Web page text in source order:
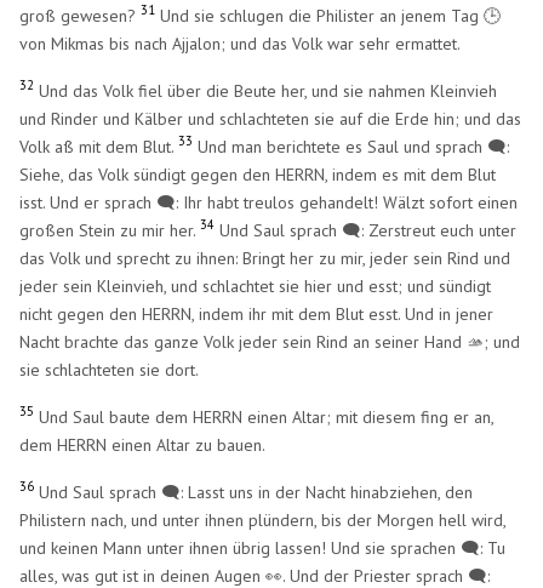
groß gewesen?31 Und sie schlugen die Philister an jenem Tag 🕒
von Mikmas bis nach Ajjalon; und das Volk war sehr ermattet.
32 Und das Volk fiel über die Beute her, und sie nahmen Kleinvieh
und Rinder und Kälber und schlachteten sie auf die Erde hin; und das
Volk aß mit dem Blut.33 Und man berichtete es Saul und sprach 🗨️:
Siehe, das Volk sündigt gegen den HERRN, indem es mit dem Blut
isst. Und er sprach 🗨️: Ihr habt treulos gehandelt! Wälzt sofort einen
großen Stein zu mir her.34 Und Saul sprach 🗨️: Zerstreut euch unter
das Volk und sprecht zu ihnen: Bringt her zu mir, jeder sein Rind und
jeder sein Kleinvieh, und schlachtet sie hier und esst; und sündigt
nicht gegen den HERRN, indem ihr mit dem Blut esst. Und in jener
Nacht brachte das ganze Volk jeder sein Rind an seiner Hand 🫴; und
sie schlachteten sie dort.
35 Und Saul baute dem HERRN einen Altar; mit diesem fing er an,
dem HERRN einen Altar zu bauen.
36 Und Saul sprach 🗨️: Lasst uns in der Nacht hinabziehen, den
Philistern nach, und unter ihnen plündern, bis der Morgen hell wird,
und keinen Mann unter ihnen übrig lassen! Und sie sprachen 🗨️: Tu
alles, was gut ist in deinen Augen 👀. Und der Priester sprach 🗨️: